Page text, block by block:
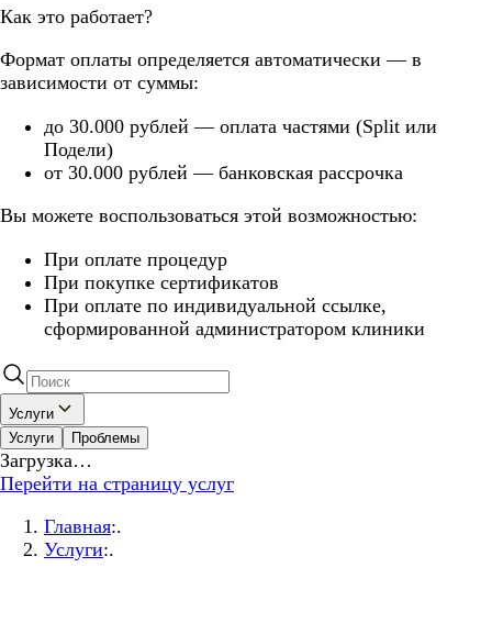
Как это работает?
Формат оплаты определяется автоматически — в
зависимости от суммы:
до 30.000 рублей — оплата частями (Split или
Подели)
от 30.000 рублей — банковская рассрочка
Вы можете воспользоваться этой возможностью:
При оплате процедур
При покупке сертификатов
При оплате по индивидуальной ссылке,
сформированной администратором клиники
Услуги
Услуги
Проблемы
Загрузка…
Перейти на страницу услуг
Главная:.
Услуги:.